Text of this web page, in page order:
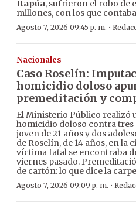
Itapúa, sufrieron el robo de
millones, con los que
Agosto 7, 2026 09:45 p. m. ·
Nacionales
Caso Roselín:
homicidio doloso
premeditación y
El Ministerio Público realizó
homicidio doloso contra tres
joven de 21 años y dos
de Roselín, de 14 años, en la
víctima fatal se encontraba
viernes pasado.
de cartón: lo que dice la
Agosto 7, 2026 09:09 p. m. ·